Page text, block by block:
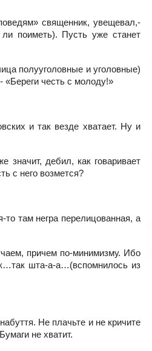
священник, увещевал,-
поиметь). Пусть уже станет
полууголовные и уголовные)
«Береги честь с молоду!»
и так везде хватает. Ну и
дебил, как говаривает
с него возмется?
там негра перелицованная, а
причем по-минимизму. Ибо
шта-а-а…(вспомнилось из
Не плачьте и не кричите
не хватит.